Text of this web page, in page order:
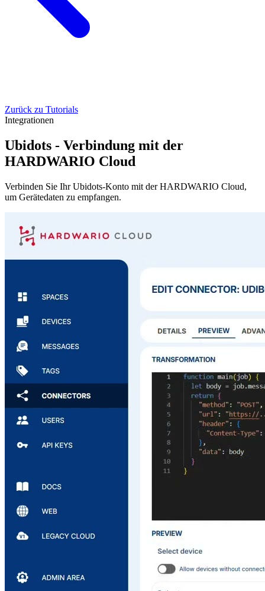
Zurück zu Tutorials
Integrationen
Ubidots - Verbindung mit der
HARDWARIO Cloud
Verbinden Sie Ihr Ubidots-Konto mit der HARDWARIO Cloud,
um Gerätedaten zu empfangen.